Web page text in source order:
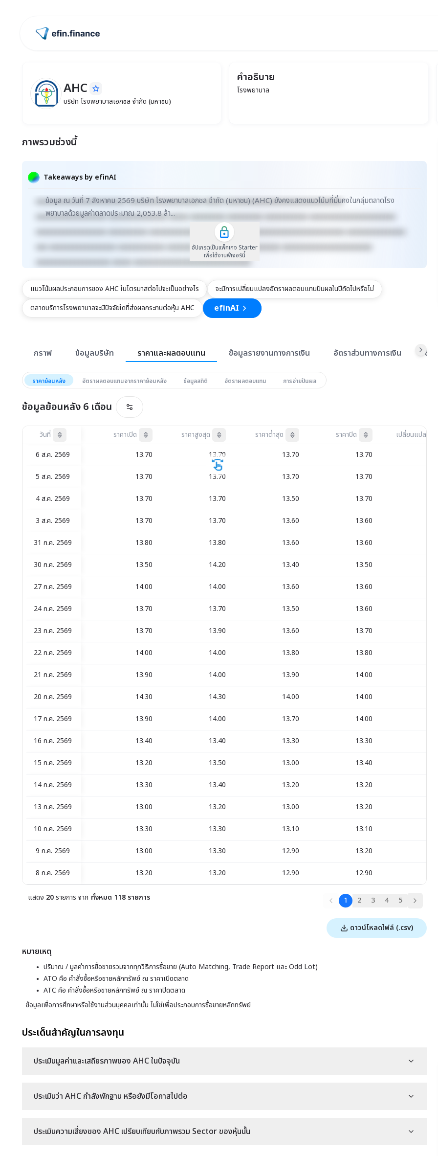
ไปหน้าแรก
AHCบริษัท โรงพยาบาลเอกชล จำกัด (มหาชน)
AHC star_border
บริษัท โรงพยาบาลเอกชล จำกัด (มหาชน)
คำอธิบาย
โรงพยาบาล
ภาพรวมช่วงนี้
Takeaways by efinAI
xxxxxxxxxxxxxxxxxxxxxxx xxxxxxxxxxxxxxxxxxx xxxxx xxxxxxxxxxxxxxxxxxxxxxxxxxxxxx
xxxxxxxxxxxxxxxxxx xxxxxxxxxxxxxxx xxxxx xxxxxxxxx xxxxxxxxx xxxxxxxxxxx xxxxxxxxxxxxxxxxxxxxxx
xxxxxxxxxxxxxxxxxx xxxxxxxxxx xxxxxxxxxxxxx xxxxxxxxxx xxxxxxxxxxxxxxxxxxxxxxxxxx xxxxxxxxxxxxxxx
xxx xxxxxxxxxxxxxxxxx xxxxxxxxxxxx xxxxxxxxx xxxxxxxxxxx xxxxxxxx xxxxxxxxxxxxxxxxxxxxxxx
xxxxxxxxxxxxxxxxxxx xxxxx xxxxxxxxxxxxxxxxxxxxxxxxxxxxxx
ข้อมูล ณ วันที่ 7 สิงหาคม 2569 บริษัท โรงพยาบาลเอกชล จำกัด (มหาชน) (AHC) ยังคงแสดงแนวโน้มที่มั่นคงในกลุ่มตลาดโรง
พยาบาลด้วยมูลค่าตลาดประมาณ 2,053.8 ล้า...
อัปเกรดเป็นแพ็คเกจ Starter
เพื่อใช้งานฟีเจอร์นี้
แนวโน้มผลประกอบการของ AHC ในไตรมาสต่อไปจะเป็นอย่างไร
จะมีการเปลี่ยนแปลงอัตราผลตอบแทนปันผลในปีถัดไปหรือไม่
ตลาดบริการโรงพยาบาลจะมีปัจจัยใดที่ส่งผลกระทบต่อหุ้น AHC
efinAI
กราฟ
ข้อมูลบริษัท ราคาและผลตอบแทน ข้อมูลรายงานทางการเงิน อัตราส่วนทางการเงิน ข้อ
ราคาย้อนหลัง อัตราผลตอบแทนจากราคาย้อนหลัง ข้อมูลสถิติ อัตราผลตอบแทน การจ่ายปันผล
ข้อมูลย้อนหลัง 6 เดือน
วันที่ not sorted ราคาเปิด not sorted ราคาสูงสุด not sorted ราคาต่ำสุด not sorted ราคาปิด not sortedเปลี่ยนแปลง
6 ส.ค. 2569
13.70 13.70 13.70 13.70
5 ส.ค. 2569 13.70 13.70 13.70 13.70
4 ส.ค. 2569 13.70 13.70 13.50 13.70
3 ส.ค. 2569 13.70 13.70 13.60 13.60
31 ก.ค. 2569 13.80 13.80 13.60 13.60
30 ก.ค. 2569 13.50 14.20 13.40 13.50
27 ก.ค. 2569 14.00 14.00 13.60 13.60
24 ก.ค. 2569 13.70 13.70 13.50 13.60
23 ก.ค. 2569 13.70 13.90 13.60 13.70
22 ก.ค. 2569 14.00 14.00 13.80 13.80 -
21 ก.ค. 2569 13.90 14.00 13.90 14.00
20 ก.ค. 2569 14.30 14.30 14.00 14.00
17 ก.ค. 2569 13.90 14.00 13.70 14.00
16 ก.ค. 2569 13.40 13.40 13.30 13.30
15 ก.ค. 2569 13.20 13.50 13.00 13.40
14 ก.ค. 2569 13.30 13.40 13.20 13.20
13 ก.ค. 2569 13.00 13.20 13.00 13.20
10 ก.ค. 2569 13.30 13.30 13.10 13.10
9 ก.ค. 2569 13.00 13.30 12.90 13.20
8 ก.ค. 2569 13.20 13.20 12.90 12.90
แสดง 20รายการ จาก ทั้งหมด 118 รายการ 1 2 3 4 5
ดาวน์โหลดไฟล์ (.csv)
หมายเหตุ
ปริมาณ / มูลค่าการซื้อขายรวมจากทุกวิธีการซื้อขาย (Auto Matching, Trade Report และ Odd Lot)
ATO คือ คำสั่งซื้อหรือขายหลักทรัพย์ ณ ราคาเปิดตลาด
ATC คือ คำสั่งซื้อหรือขายหลักทรัพย์ ณ ราคาปิดตลาด
ข้อมูลเพื่อการศึกษาหรือใช้งานส่วนบุคคลเท่านั้น ไม่ใช่เพื่อประกอบการซื้อขายหลักทรัพย์
ประเด็นสำคัญในการลงทุน
ประเมินมูลค่าและเสถียรภาพของ AHC ในปัจจุบัน
ประเมินว่า AHC กำลังพักฐาน หรือยังมีโอกาสไปต่อ
ประเมินความเสี่ยงของ AHC เปรียบเทียบกับภาพรวม Sector ของหุ้นนั้น